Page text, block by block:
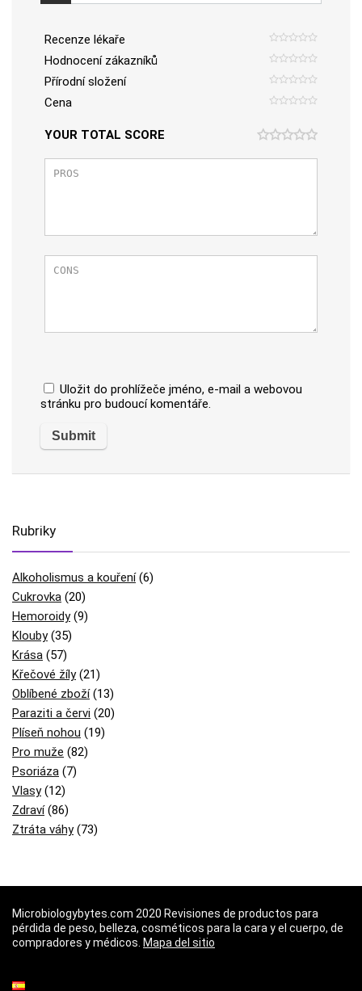
Recenze lékaře
Hodnocení zákazníků
Přírodní složení
Cena
YOUR TOTAL SCORE
Uložit do prohlížeče jméno, e-mail a webovou
stránku pro budoucí komentáře.
Rubriky
Alkoholismus a kouření(6)
Cukrovka (20)
Hemoroidy(9)
Klouby(35)
Krása (57)
Křečové žíly(21)
Oblíbené zboží(13)
Paraziti a červi (20)
Plíseň nohou (19)
Pro muže (82)
Psoriáza (7)
Vlasy(12)
Zdraví(86)
Ztráta váhy(73)
Microbiologybytes.com 2020 Revisiones de productos para
pérdida de peso, belleza, cosméticos para la cara y el cuerpo, de
compradores y médicos. Mapa del sitio